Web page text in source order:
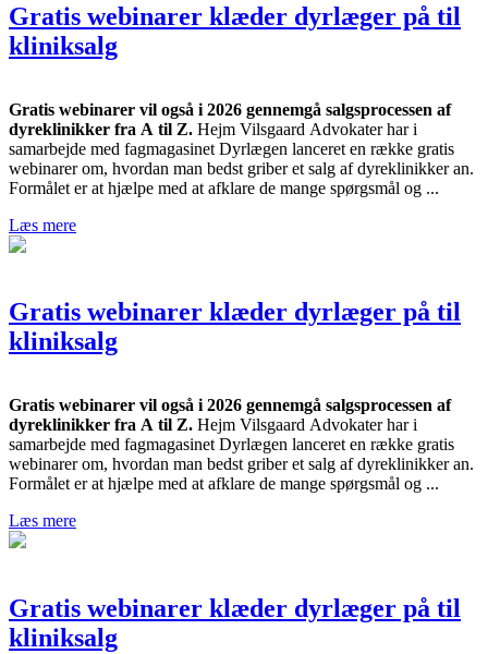
Gratis webinarer klæder dyrlæger på til
kliniksalg
Gratis webinarer vil også i 2026 gennemgå salgsprocessen af
dyreklinikker fra A til Z.
samarbejde med fagmagasinet Dyrlægen lanceret en række gratis
webinarer om, hvordan man bedst griber et salg af dyreklinikker an.
Formålet er at hjælpe med at afklare de mange spørgsmål og ...
Læs mere
Gratis webinarer klæder dyrlæger på til
kliniksalg
Gratis webinarer vil også i 2026 gennemgå salgsprocessen af
dyreklinikker fra A til Z.
samarbejde med fagmagasinet Dyrlægen lanceret en række gratis
webinarer om, hvordan man bedst griber et salg af dyreklinikker an.
Formålet er at hjælpe med at afklare de mange spørgsmål og ...
Læs mere
Gratis webinarer klæder dyrlæger på til
kliniksalg